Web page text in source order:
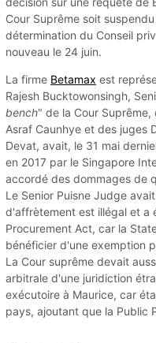
Cour Suprême soit
détermination du Conseil
nouveau le 24 juin.
La firme Betamax est
Rajesh Bucktowonsingh,
bench" de la Cour
Asraf Caunhye et des juges
Devat, avait, le 31 mai
en 2017 par le Singapore
accordé des dommages de
Le Senior Puisne Judge
d'affrètement est illégal et a
Procurement Act, car la
bénéficier d'une exemption
La Cour suprême devait
arbitrale d'une juridiction
exécutoire à Maurice, car
pays, ajoutant que la Public